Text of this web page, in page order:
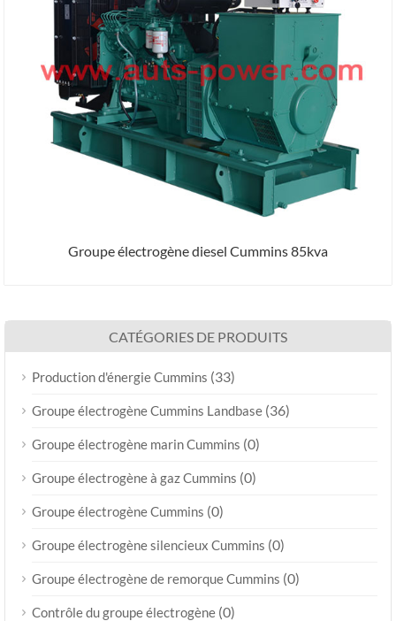
Groupe électrogène diesel Cummins 85kva
CATÉGORIES DE PRODUITS
Production d'énergie Cummins (33)
Groupe électrogène Cummins Landbase (36)
Groupe électrogène marin Cummins (0)
Groupe électrogène à gaz Cummins (0)
Groupe électrogène Cummins (0)
Groupe électrogène silencieux Cummins (0)
Groupe électrogène de remorque Cummins (0)
Contrôle du groupe électrogène (0)